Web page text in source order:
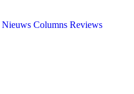
Nieuws Columns Reviews